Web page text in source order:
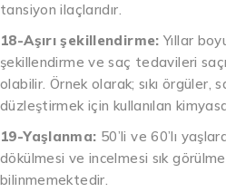
tansiyon ilaçlarıdır.
18-Aşırı şekillendirme: Yıllar
şekillendirme ve saç tedavileri
olabilir. Örnek olarak; sıkı örgüler,
düzleştirmek için kullanılan
19-Yaşlanma: 50’li ve 60’lı
dökülmesi ve incelmesi sık
bilinmemektedir.